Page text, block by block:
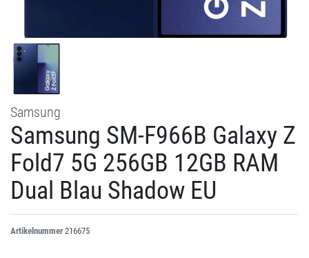
Samsung
Samsung SM-F966B Galaxy Z
Fold7 5G 256GB 12GB RAM
Dual Blau Shadow EU
Artikelnummer 216675